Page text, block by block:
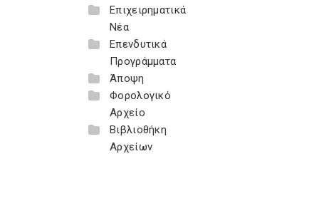
Επιχειρηματικά
Νέα
Επενδυτικά
Προγράμματα
Άποψη
Φορολογικό
Αρχείο
Βιβλιοθήκη
Αρχείων